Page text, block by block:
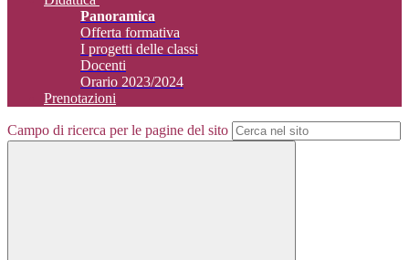
Panoramica
Offerta formativa
I progetti delle classi
Docenti
Orario 2023/2024
Prenotazioni
Campo di ricerca per le pagine del sito